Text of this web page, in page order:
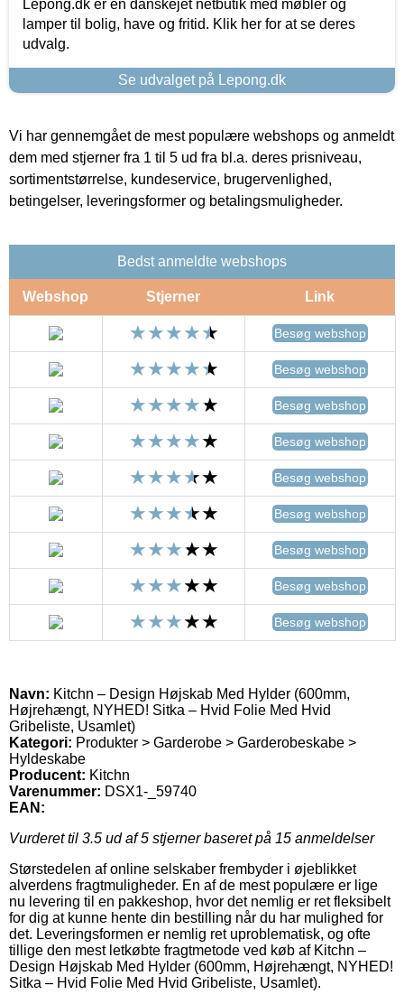
Lepong.dk er en danskejet netbutik med møbler og
lamper til bolig, have og fritid. Klik her for at se deres
udvalg.
Se udvalget på Lepong.dk
Vi har gennemgået de mest populære webshops og anmeldt
dem med stjerner fra 1 til 5 ud fra bl.a. deres prisniveau,
sortimentstørrelse, kundeservice, brugervenlighed,
betingelser, leveringsformer og betalingsmuligheder.
Bedst anmeldte webshops
Webshop Stjerner Link
Besøg webshop
Besøg webshop
Besøg webshop
Besøg webshop
Besøg webshop
Besøg webshop
Besøg webshop
Besøg webshop
Besøg webshop
Navn: Kitchn – Design Højskab Med Hylder (600mm,
Højrehængt, NYHED! Sitka – Hvid Folie Med Hvid
Gribeliste, Usamlet)
Kategori: Produkter > Garderobe > Garderobeskabe >
Hyldeskabe
Producent: Kitchn
Varenummer: DSX1-_59740
EAN:
Vurderet til 3.5 ud af 5 stjerner baseret på 15 anmeldelser
Størstedelen af online selskaber frembyder i øjeblikket
alverdens fragtmuligheder. En af de mest populære er lige
nu levering til en pakkeshop, hvor det nemlig er ret fleksibelt
for dig at kunne hente din bestilling når du har mulighed for
det. Leveringsformen er nemlig ret uproblematisk, og ofte
tillige den mest letkøbte fragtmetode ved køb af Kitchn –
Design Højskab Med Hylder (600mm, Højrehængt, NYHED!
Sitka – Hvid Folie Med Hvid Gribeliste, Usamlet).